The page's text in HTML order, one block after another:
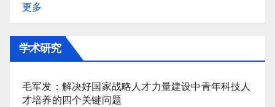
更多
学术研究
毛军发：解决好国家战略人才力量建设中青年科技人
才培养的四个关键问题